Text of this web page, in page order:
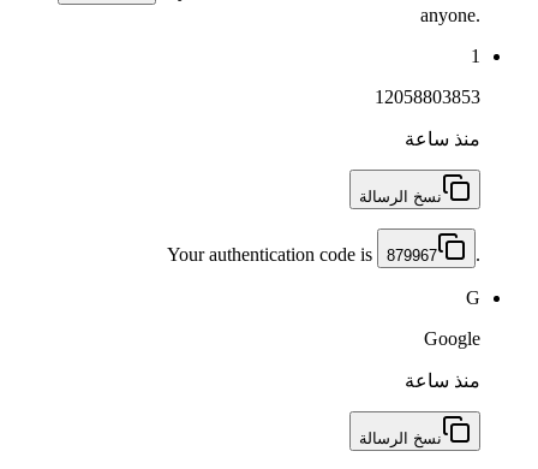
anyone.
1
12058803853
منذ ساعة
نسخ الرسالة
Your authentication code is 879967 .
G
Google
منذ ساعة
نسخ الرسالة